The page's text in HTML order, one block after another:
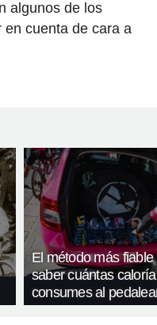
algunos de los
cuenta de cara a
El método más fiable
saber cuántas
consumes al